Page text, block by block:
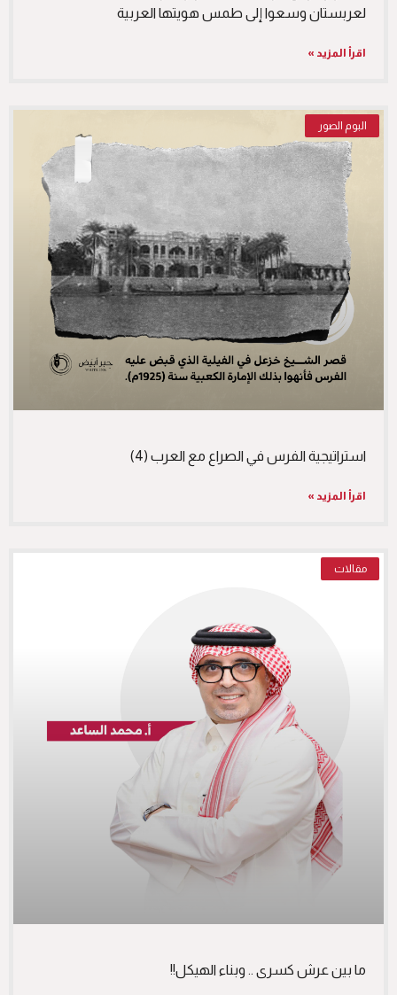
لعربستان وسعوا إلى طمس هويتها العربية
اقرأ المزيد »
البوم الصور
استراتيجية الفرس في الصراع مع العرب (4)
اقرأ المزيد »
مقالات
ما بين عرش كسرى .. وبناء الهيكل!!